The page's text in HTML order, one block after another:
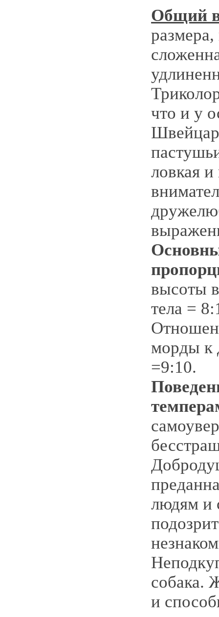
Общий
что и у
ловкая
высоты
тела =
морды к
=9:10.
людям и
собака.
и